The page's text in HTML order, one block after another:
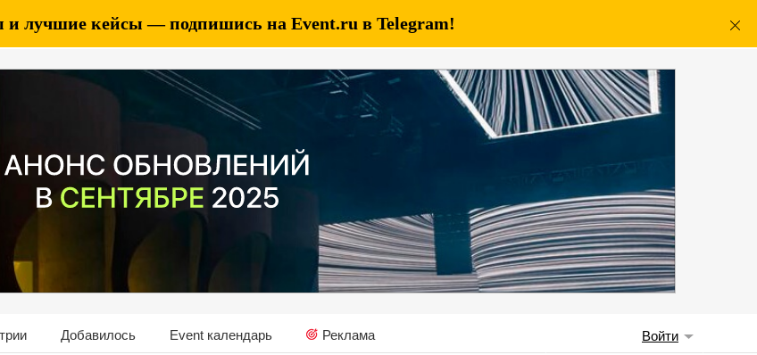
и лучшие кейсы — подпишись на Event.ru в Telegram!
Добавилось Event календарь Реклама Войти